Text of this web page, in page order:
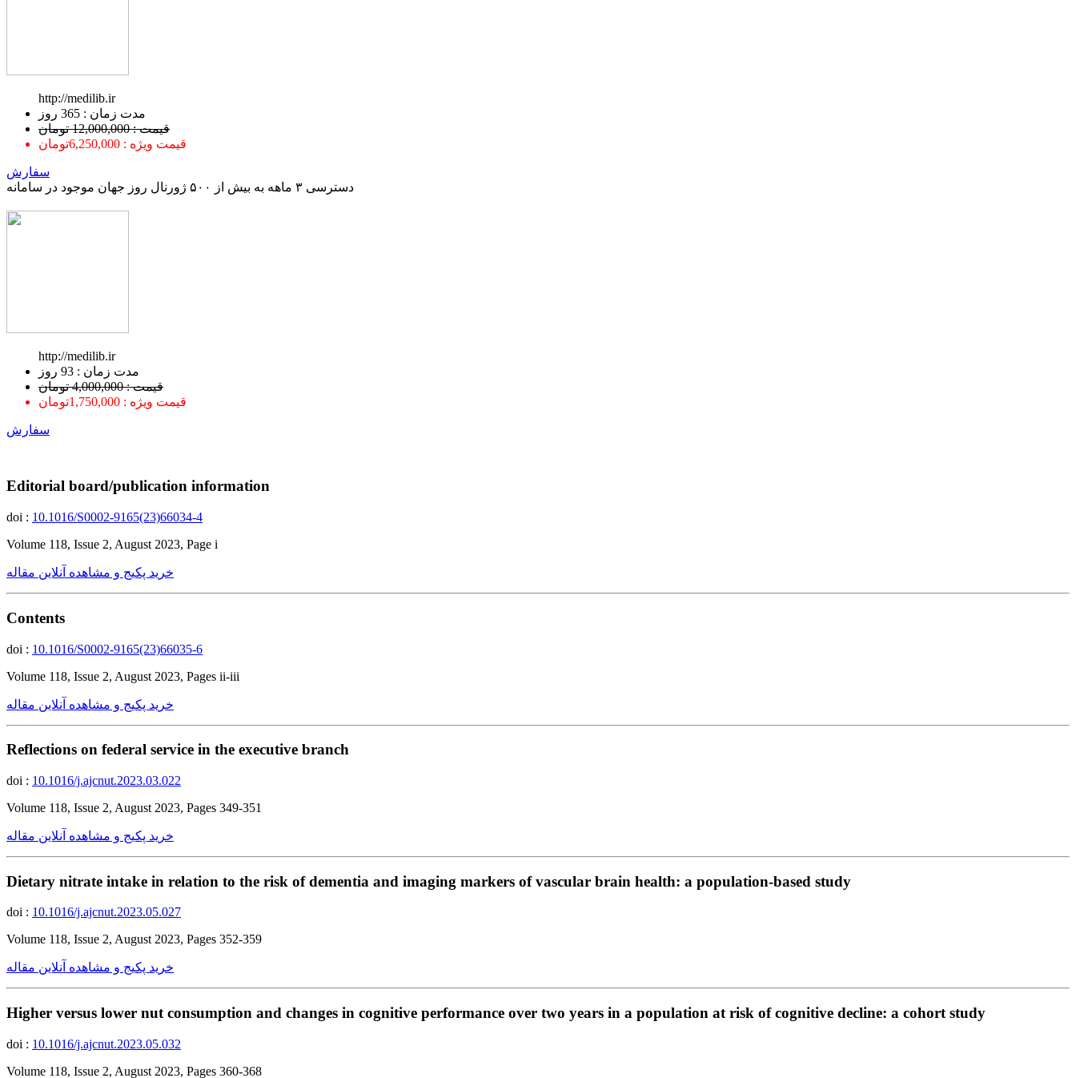
http://medilib.ir
ﻣﺪﺕ ﺯﻣﺎﻥ : 365 ﺭﻭﺯ
قیمت : 12,000,000 تومان
قیمت ویژه : 6,250,000تومان
سفارش
دسترسی ۳ ماهه به بیش از ۵۰۰ ژورنال روز جهان موجود در سامانه
http://medilib.ir
ﻣﺪﺕ ﺯﻣﺎﻥ : 93 ﺭﻭﺯ
قیمت : 4,000,000 تومان
قیمت ویژه : 1,750,000تومان
سفارش
Editorial board/publication information
doi : 10.1016/S0002-9165(23)66034-4
Volume 118, Issue 2, August 2023, Page i
خرید پکیج و مشاهده آنلاین مقاله
Contents
doi : 10.1016/S0002-9165(23)66035-6
Volume 118, Issue 2, August 2023, Pages ii-iii
خرید پکیج و مشاهده آنلاین مقاله
Reflections on federal service in the executive branch
doi : 10.1016/j.ajcnut.2023.03.022
Volume 118, Issue 2, August 2023, Pages 349-351
خرید پکیج و مشاهده آنلاین مقاله
Dietary nitrate intake in relation to the risk of dementia and imaging markers of vascular brain health: a population-based study
doi : 10.1016/j.ajcnut.2023.05.027
Volume 118, Issue 2, August 2023, Pages 352-359
خرید پکیج و مشاهده آنلاین مقاله
Higher versus lower nut consumption and changes in cognitive performance over two years in a population at risk of cognitive decline: a cohort study
doi : 10.1016/j.ajcnut.2023.05.032
Volume 118, Issue 2, August 2023, Pages 360-368